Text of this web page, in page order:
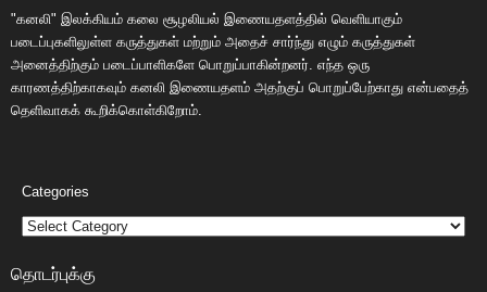
"கனலி" இலக்கியம் கலை சூழலியல் இணையதளத்தில் வெளியாகும்
படைப்புகளிலுள்ள கருத்துகள் மற்றும் அதைச் சார்ந்து எழும் கருத்துகள்
அனைத்திற்கும் படைப்பாளிகளே பொறுப்பாகின்றனர். எந்த ஒரு
காரணத்திற்காகவும் கனலி இணையதளம் அதற்குப் பொறுப்பேற்காது என்பதைத்
தெளிவாகக் கூறிக்கொள்கிறோம்.
Categories
தொடர்புக்கு